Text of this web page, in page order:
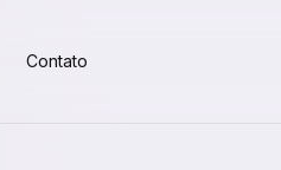
Contato